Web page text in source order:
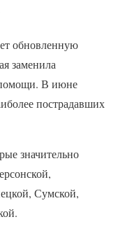
обновленную
заменила
В июне
пострадавших
значительно
Сумской,